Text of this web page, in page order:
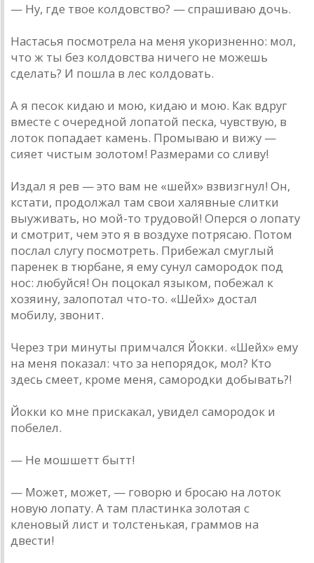
— Ну, где твое колдовство? — спрашиваю дочь.
Настасья посмотрела на меня укоризненно: мол,
что ж ты без колдовства ничего не можешь
сделать? И пошла в лес колдовать.
А я песок кидаю и мою, кидаю и мою. Как вдруг
вместе с очередной лопатой песка, чувствую, в
лоток попадает камень. Промываю и вижу —
сияет чистым золотом! Размерами со сливу!
Издал я рев — это вам не «шейх» взвизгнул! Он,
кстати, продолжал там свои халявные слитки
выуживать, но мой-то трудовой! Оперся о лопату
и смотрит, чем это я в воздухе потрясаю. Потом
послал слугу посмотреть. Прибежал смуглый
паренек в тюрбане, я ему сунул самородок под
нос: любуйся! Он поцокал языком, побежал к
хозяину, залопотал что-то. «Шейх» достал
мобилу, звонит.
Через три минуты примчался Йокки. «Шейх» ему
на меня показал: что за непорядок, мол? Кто
здесь смеет, кроме меня, самородки добывать?!
Йокки ко мне прискакал, увидел самородок и
побелел.
— Не мошшетт бытт!
— Может, может, — говорю и бросаю на лоток
новую лопату. А там пластинка золотая с
кленовый лист и толстенькая, граммов на
двести!